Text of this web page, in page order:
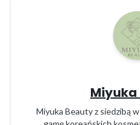
Miyuka Beauty z siedzibą